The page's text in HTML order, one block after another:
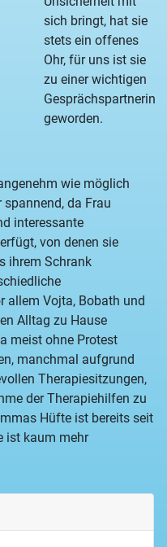
sich bringt, hat sie
stets ein offenes
Ohr, für uns ist sie
zu einer wichtigen
Gesprächspartnerin
geworden.
wie möglich
da Frau
interessante
von denen sie
ihrem Schrank
allem Vojta, Bobath und
Alltag zu Hause
meist ohne Protest
manchmal aufgrund
Therapiesitzungen,
der Therapiehilfen zu
Hüfte ist bereits seit
ist kaum mehr